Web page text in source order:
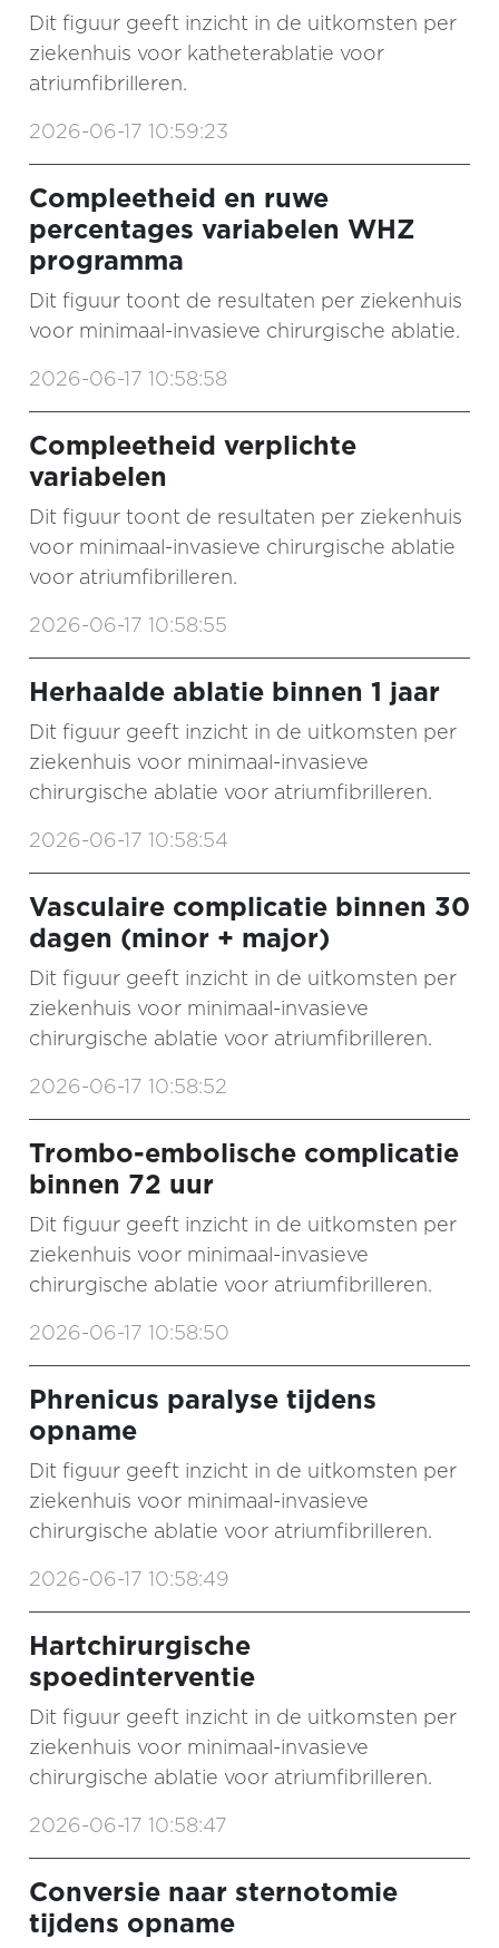
Dit figuur geeft inzicht in de uitkomsten per
ziekenhuis voor katheterablatie voor
atriumfibrilleren.
2026-06-17 10:59:23
Compleetheid en ruwe
percentages variabelen WHZ
programma
Dit figuur toont de resultaten per ziekenhuis
voor minimaal-invasieve chirurgische ablatie.
2026-06-17 10:58:58
Compleetheid verplichte
variabelen
Dit figuur toont de resultaten per ziekenhuis
voor minimaal-invasieve chirurgische ablatie
voor atriumfibrilleren.
2026-06-17 10:58:55
Herhaalde ablatie binnen 1 jaar
Dit figuur geeft inzicht in de uitkomsten per
ziekenhuis voor minimaal-invasieve
chirurgische ablatie voor atriumfibrilleren.
2026-06-17 10:58:54
Vasculaire complicatie binnen 30
dagen (minor + major)
Dit figuur geeft inzicht in de uitkomsten per
ziekenhuis voor minimaal-invasieve
chirurgische ablatie voor atriumfibrilleren.
2026-06-17 10:58:52
Trombo-embolische complicatie
binnen 72 uur
Dit figuur geeft inzicht in de uitkomsten per
ziekenhuis voor minimaal-invasieve
chirurgische ablatie voor atriumfibrilleren.
2026-06-17 10:58:50
Phrenicus paralyse tijdens
opname
Dit figuur geeft inzicht in de uitkomsten per
ziekenhuis voor minimaal-invasieve
chirurgische ablatie voor atriumfibrilleren.
2026-06-17 10:58:49
Hartchirurgische
spoedinterventie
Dit figuur geeft inzicht in de uitkomsten per
ziekenhuis voor minimaal-invasieve
chirurgische ablatie voor atriumfibrilleren.
2026-06-17 10:58:47
Conversie naar sternotomie
tijdens opname